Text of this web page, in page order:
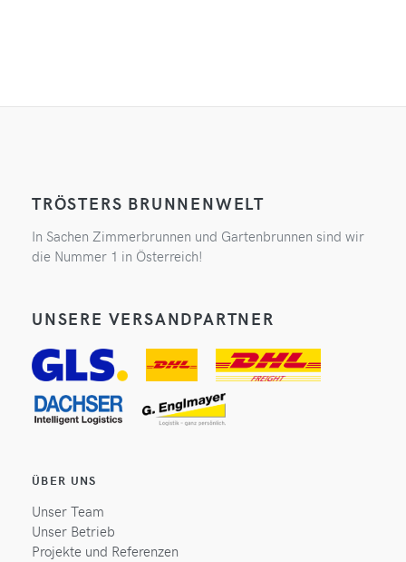
TRÖSTERS BRUNNENWELT
In Sachen Zimmerbrunnen und Gartenbrunnen sind wir
die Nummer 1 in Österreich!
UNSERE VERSANDPARTNER
ÜBER UNS
Unser Team
Unser Betrieb
Projekte und Referenzen